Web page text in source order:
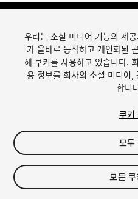
한국어
日本語
우리는 소셜 미디어 기능의 제
가 올바로 동작하고 개인화된
해 쿠키를 사용하고 있습니다.
용 정보를 회사의 소셜 미디어,
합니
쿠키
모두
모든